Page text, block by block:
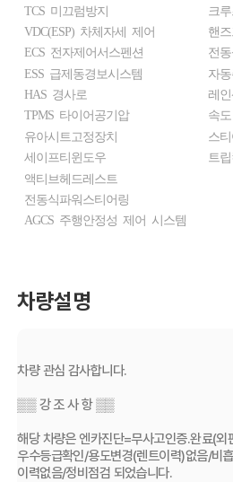
TCS 미끄럼방지
VDC(ESP) 차체자세 제어
ECS 전자제어서스펜션
ESS 급제동경보시스템
HAS 경사로
TPMS 타이어공기압
유아시트고정장치
세이프티윈도우
액티브헤드레스트
전동식파워스티어링
AGCS 주행안정성 제어 시스템
크
핸
전
자
레
속
스
트
차량설명
차량 관심 감사합니다.
▒▒ 강 조 사 항 ▒▒
해당 차량은 엔카진단=무사고인증.완료(
우수등급확인/용도변경(렌트이력)없음/비
이력없음/정비점검 되었습니다.